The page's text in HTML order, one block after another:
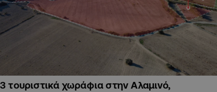
3 τουριστικά χωράφια στην Αλαμινό,